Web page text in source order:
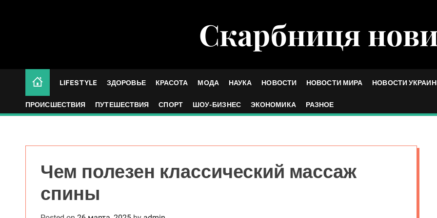
t
Скарбниця
LIFESTYLE ЗДОРОВЬЕ КРАСОТА МОДА НАУКА НОВОСТИ НОВОСТИ МИРА НОВОСТИ
ПРОИСШЕСТВИЯ ПУТЕШЕСТВИЯ СПОРТ ШОУ-БИЗНЕС ЭКОНОМИКА РАЗНОЕ
Чем полезен классический массаж
спины